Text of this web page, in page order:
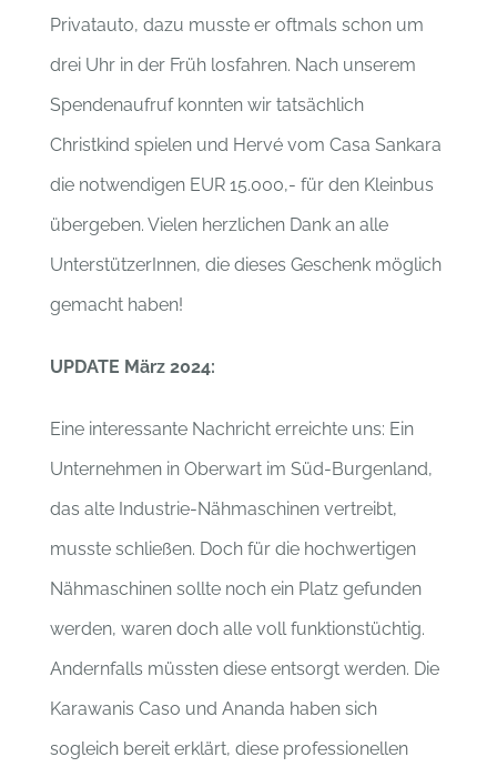
Privatauto, dazu musste er oftmals schon um
drei Uhr in der Früh losfahren. Nach unserem
Spendenaufruf konnten wir tatsächlich
Christkind spielen und Hervé vom Casa Sankara
die notwendigen EUR 15.000,- für den Kleinbus
übergeben. Vielen herzlichen Dank an alle
UnterstützerInnen, die dieses Geschenk möglich
gemacht haben!
UPDATE März 2024:
Eine interessante Nachricht erreichte uns: Ein
Unternehmen in Oberwart im Süd-Burgenland,
das alte Industrie-Nähmaschinen vertreibt,
musste schließen. Doch für die hochwertigen
Nähmaschinen sollte noch ein Platz gefunden
werden, waren doch alle voll funktionstüchtig.
Andernfalls müssten diese entsorgt werden. Die
Karawanis Caso und Ananda haben sich
sogleich bereit erklärt, diese professionellen